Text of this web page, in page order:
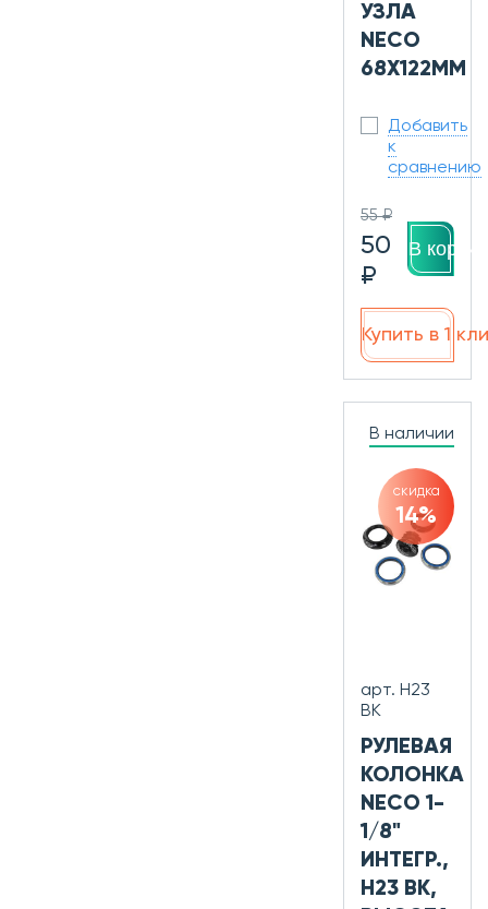
УЗЛА
NECO
68Х122ММ
Добавить
к
сравнению
55 ₽
50
₽
В
Купить в 1
В наличии
скидка
14%
арт. H23
BK
РУЛЕВАЯ
КОЛОНКА
NECO 1-
1/8"
ИНТЕГР.,
H23 BK,